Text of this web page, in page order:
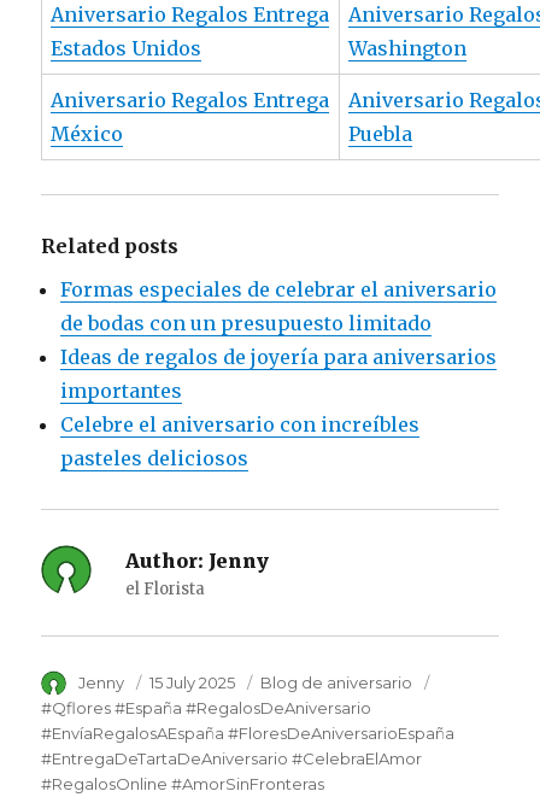
Aniversario Regalos Entrega
Estados Unidos
Aniversario
Washington
Aniversario Regalos Entrega
México
Aniversario
Puebla
Related posts
Formas especiales de celebrar el aniversario
de bodas con un presupuesto limitado
Ideas de regalos de joyería para aniversarios
importantes
Celebre el aniversario con increíbles
pasteles deliciosos
Author: Jenny
el Florista
Author
Jenny
Posted
on
15 July 2025 Category
Blog de aniversario
#Qflores #España #RegalosDeAniversario
#EnvíaRegalosAEspaña #FloresDeAniversarioEspaña
#EntregaDeTartaDeAniversario #CelebraElAmor
#RegalosOnline #AmorSinFronteras